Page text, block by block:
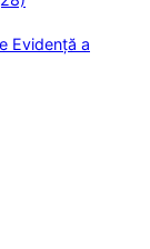
Evidență a